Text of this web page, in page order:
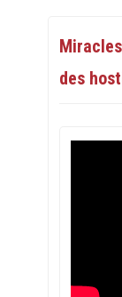
des